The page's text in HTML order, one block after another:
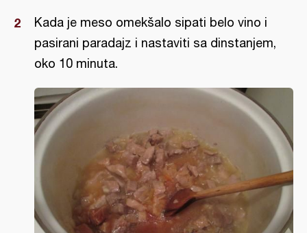
Kada je meso omekšalo sipati belo vino i
pasirani paradajz i nastaviti sa dinstanjem,
oko 10 minuta.